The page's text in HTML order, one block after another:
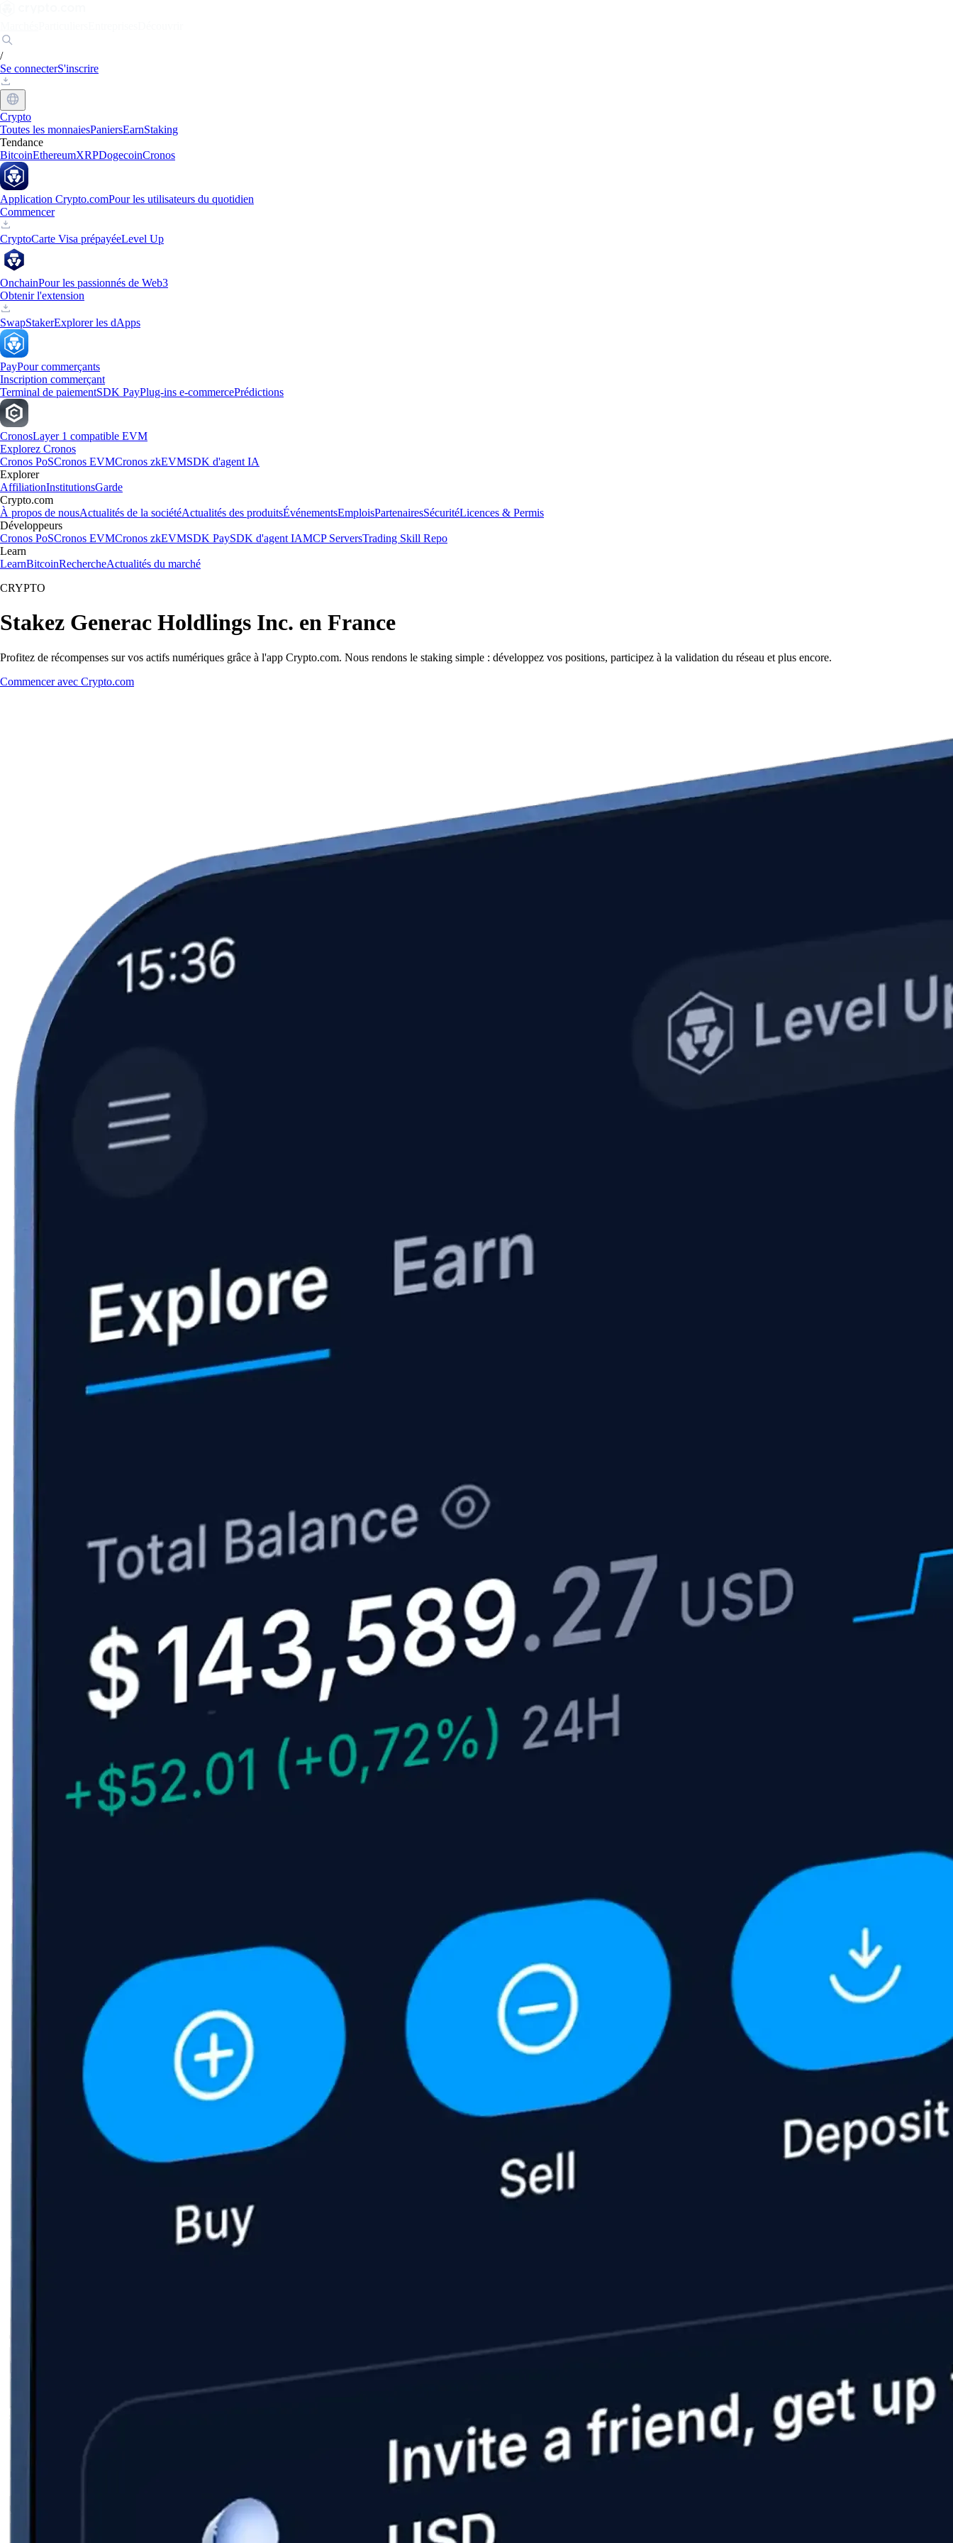
/
Se connecterS'inscrire
Crypto
Toutes les monnaiesPaniersEarnStaking
Tendance
BitcoinEthereumXRPDogecoinCronos
Application Crypto.comPour les utilisateurs du quotidien
Commencer
CryptoCarte Visa prépayéeLevel Up
OnchainPour les passionnés de Web3
Obtenir l'extension
SwapStakerExplorer les dApps
PayPour commerçants
Inscription commerçant
Terminal de paiementSDK PayPlug-ins e-commercePrédictions
CronosLayer 1 compatible EVM
Explorez Cronos
Cronos PoSCronos EVMCronos zkEVMSDK d'agent IA
Explorer
AffiliationInstitutionsGarde
Crypto.com
À propos de nousActualités de la sociétéActualités des produitsÉvénementsEmploisPartenairesSécuritéLicences & Permis
Développeurs
Cronos PoSCronos EVMCronos zkEVMSDK PaySDK d'agent IAMCP ServersTrading Skill Repo
Learn
LearnBitcoinRechercheActualités du marché
CRYPTO
Stakez Generac Holdlings Inc. en France
Profitez de récompenses sur vos actifs numériques grâce à l'app Crypto.com. Nous rendons le staking simple : développez vos positions, participez à la validation du réseau et plus encore.
Commencer avec Crypto.com